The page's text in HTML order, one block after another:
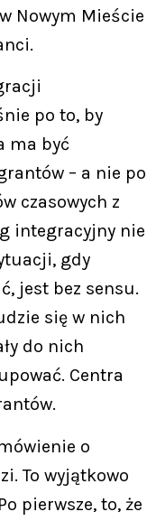
Nowym Mieście
po to, by
ma być
– a nie po
czasowych z
integracyjny nie
gdy
jest bez sensu.
się w nich
do nich
Centra
o
To wyjątkowo
pierwsze, to, że